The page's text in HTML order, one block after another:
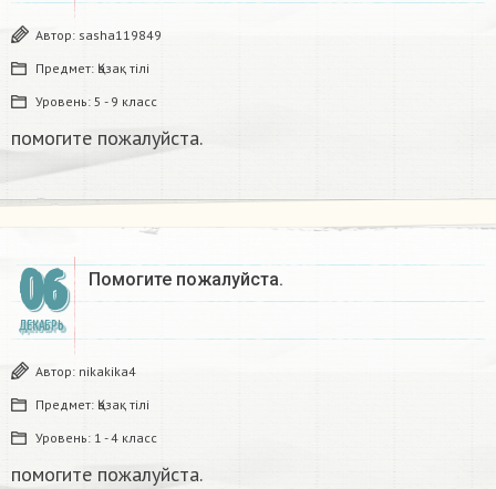
Автор: sasha119849
Предмет: Қазақ тiлi
Уровень: 5 - 9 класс
помогите пожалуйста.
06
ДЕКАБРЬ
Помогите пожалуйста.
Автор: nikakika4
Предмет: Қазақ тiлi
Уровень: 1 - 4 класс
помогите пожалуйста.